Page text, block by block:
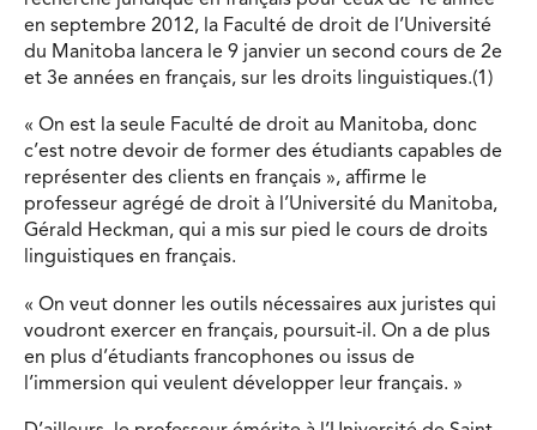
en septembre 2012, la Faculté de droit de l’Université
du Manitoba lancera le 9 janvier un second cours de 2e
et 3e années en français, sur les droits linguistiques.(1)
« On est la seule Faculté de droit au Manitoba, donc
c’est notre devoir de former des étudiants capables de
représenter des clients en français », affirme le
professeur agrégé de droit à l’Université du Manitoba,
Gérald Heckman, qui a mis sur pied le cours de droits
linguistiques en français.
« On veut donner les outils nécessaires aux juristes qui
voudront exercer en français, poursuit-il. On a de plus
en plus d’étudiants francophones ou issus de
l’immersion qui veulent développer leur français. »